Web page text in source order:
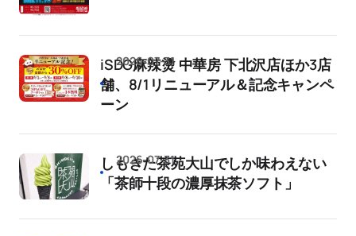
iSDG麻辣燙 中華房 下北沢店ほか3店
舗、8/1リニューアル＆記念キャンペ
ーン
2026-07-31
しもきた茶苑大山でしか味わえない
「茶師十段の濃厚抹茶ソフト」
2026-07-31